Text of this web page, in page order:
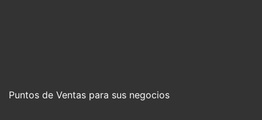
Puntos de Ventas para sus negocios